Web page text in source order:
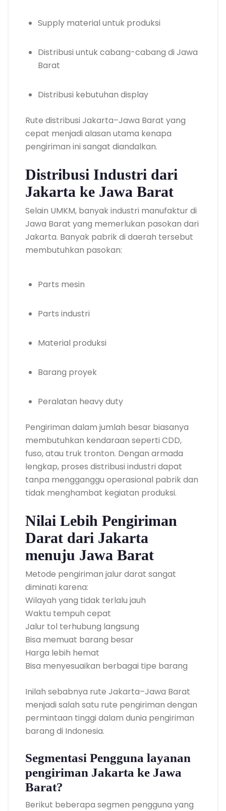
Supply material untuk produksi
Distribusi untuk cabang-cabang di Jawa
Barat
Distribusi kebutuhan display
Rute distribusi Jakarta–Jawa Barat yang
cepat menjadi alasan utama kenapa
pengiriman ini sangat diandalkan.
Distribusi Industri dari
Jakarta ke Jawa Barat
Selain UMKM, banyak industri manufaktur di
Jawa Barat yang memerlukan pasokan dari
Jakarta. Banyak pabrik di daerah tersebut
membutuhkan pasokan:
Parts mesin
Parts industri
Material produksi
Barang proyek
Peralatan heavy duty
Pengiriman dalam jumlah besar biasanya
membutuhkan kendaraan seperti CDD,
fuso, atau truk tronton. Dengan armada
lengkap, proses distribusi industri dapat
tanpa mengganggu operasional pabrik dan
tidak menghambat kegiatan produksi.
Nilai Lebih Pengiriman
Darat dari Jakarta
menuju Jawa Barat
Metode pengiriman jalur darat sangat
diminati karena:
Wilayah yang tidak terlalu jauh
Waktu tempuh cepat
Jalur tol terhubung langsung
Bisa memuat barang besar
Harga lebih hemat
Bisa menyesuaikan berbagai tipe barang
Inilah sebabnya rute Jakarta–Jawa Barat
menjadi salah satu rute pengiriman dengan
permintaan tinggi dalam dunia pengiriman
barang di Indonesia.
Segmentasi Pengguna layanan
pengiriman Jakarta ke Jawa
Barat?
Berikut beberapa segmen pengguna yang